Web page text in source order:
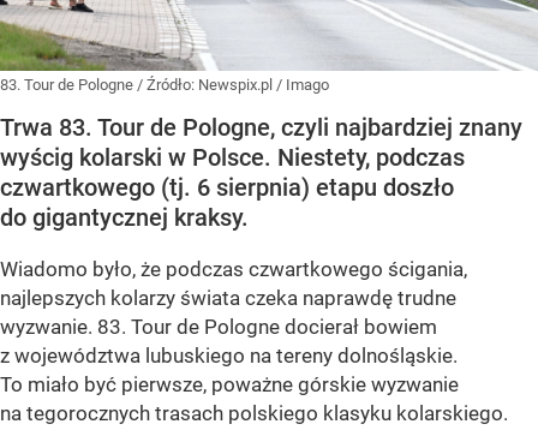
83. Tour de Pologne / Źródło: Newspix.pl / Imago
Trwa 83. Tour de Pologne, czyli najbardziej znany
wyścig kolarski w Polsce. Niestety, podczas
czwartkowego (tj. 6 sierpnia) etapu doszło
do gigantycznej kraksy.
Wiadomo było, że podczas czwartkowego ścigania,
najlepszych kolarzy świata czeka naprawdę trudne
wyzwanie. 83. Tour de Pologne docierał bowiem
z województwa lubuskiego na tereny dolnośląskie.
To miało być pierwsze, poważne górskie wyzwanie
na tegorocznych trasach polskiego klasyku kolarskiego.